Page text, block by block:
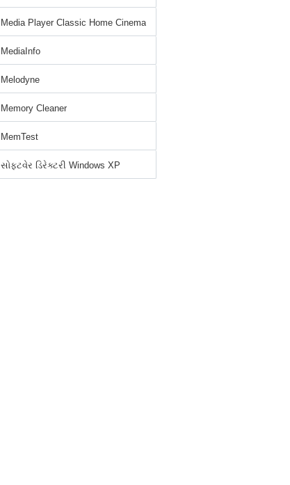
Media Player Classic Home Cinema
MediaInfo
Melodyne
Memory Cleaner
MemTest
સોફ્ટવેર ડિરેક્ટરી Windows XP